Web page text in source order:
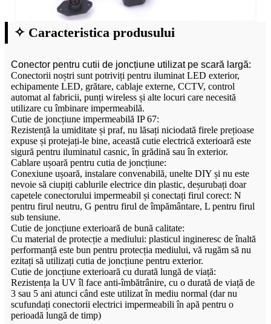
✧ Caracteristica produsului
Conector pentru cutii de joncțiune utilizat pe scară largă:
Conectorii noștri sunt potriviți pentru iluminat LED exterior,
echipamente LED, grătare, cablaje externe, CCTV, control
automat al fabricii, punți wireless și alte locuri care necesită
utilizare cu îmbinare impermeabilă.
Cutie de joncțiune impermeabilă IP 67:
Rezistență la umiditate și praf, nu lăsați niciodată firele prețioase
expuse și protejați-le bine, această cutie electrică exterioară este
sigură pentru iluminatul casnic, în grădină sau în exterior.
Cablare ușoară pentru cutia de joncțiune:
Conexiune ușoară, instalare convenabilă, unelte DIY și nu este
nevoie să ciupiți cablurile electrice din plastic, deșurubați doar
capetele conectorului impermeabil și conectați firul corect: N
pentru firul neutru, G pentru firul de împământare, L pentru firul
sub tensiune.
Cutie de joncțiune exterioară de bună calitate:
Cu material de protecție a mediului: plasticul ingineresc de înaltă
performanță este bun pentru protecția mediului, vă rugăm să nu
ezitați să utilizați cutia de joncțiune pentru exterior.
Cutie de joncțiune exterioară cu durată lungă de viață:
Rezistența la UV îl face anti-îmbătrânire, cu o durată de viață de
3 sau 5 ani atunci când este utilizat în mediu normal (dar nu
scufundați conectorii electrici impermeabili în apă pentru o
perioadă lungă de timp)